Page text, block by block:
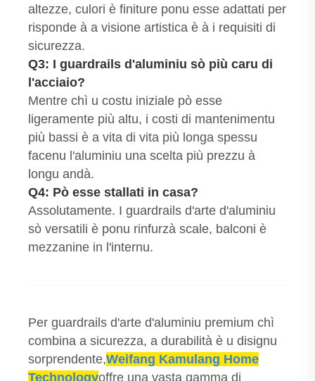
altezze, culori è finiture ponu esse adattati per
risponde à a visione artistica è à i requisiti di
sicurezza.
Q3: I guardrails d'aluminiu sò più caru di
l'acciaio?
Mentre chì u costu iniziale pò esse
ligeramente più altu, i costi di mantenimentu
più bassi è a vita di vita più longa spessu
facenu l'aluminiu una scelta più prezzu à
longu andà.
Q4: Pò esse stallati in casa?
Assolutamente. I guardrails d'arte d'aluminiu
sò versatili è ponu rinfurzà scale, balconi è
mezzanine in l'internu.
Per guardrails d'arte d'aluminiu premium chì
combina a sicurezza, a durabilità è u disignu
sorprendente,Weifang Kamulang Home
Technologyoffre una vasta gamma di